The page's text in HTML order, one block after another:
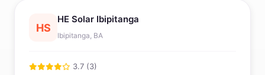
HS
HE Solar Ibipitanga
Ibipitanga, BA
3.7 (3)